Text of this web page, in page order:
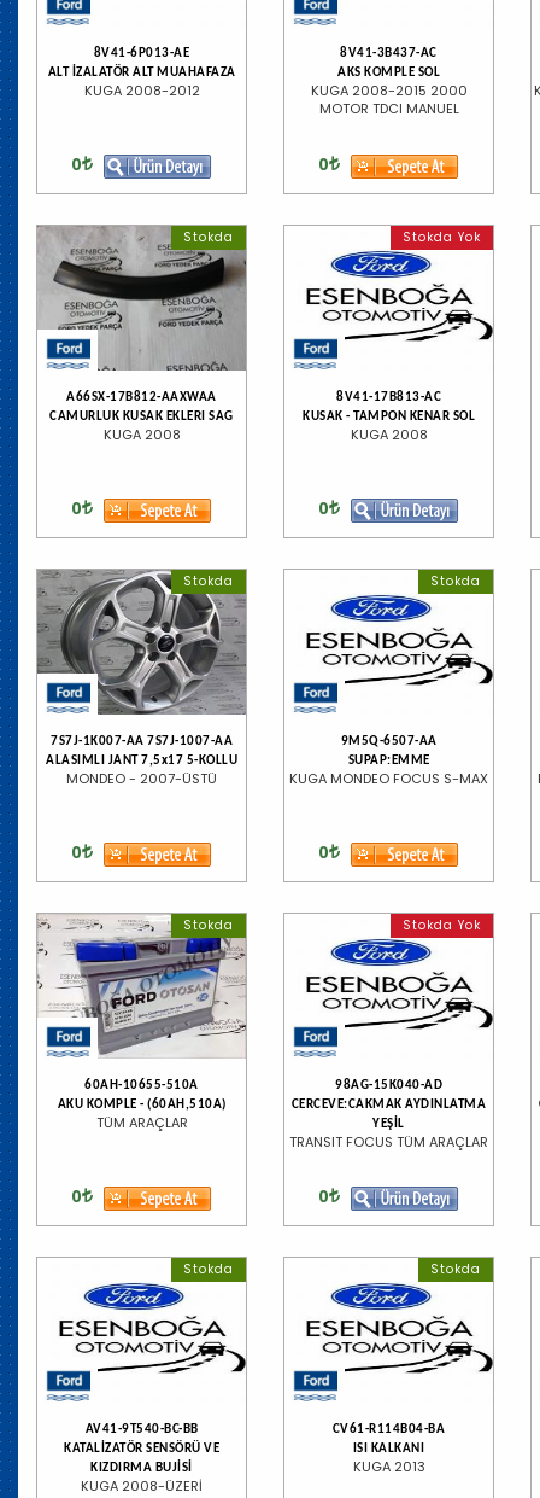
8V41-6P013-AE
ALT İZALATÖR ALT MUAHAFAZA
KUGA 2008-2012
0
8V41-3B437-AC
AKS KOMPLE SOL
KUGA 2008-2015 2000
MOTOR TDCI MANUEL
0
Stokda
A66SX-17B812-AAXWAA
CAMURLUK KUSAK EKLERI SAG
KUGA 2008
0
Stokda Yok
8V41-17B813-AC
KUSAK - TAMPON KENAR SOL
KUGA 2008
0
Stokda
7S7J-1K007-AA 7S7J-1007-AA
ALASIMLI JANT 7,5x17 5-KOLLU
MONDEO - 2007-ÜSTÜ
0
Stokda
9M5Q-6507-AA
SUPAP:EMME
KUGA MONDEO FOCUS S-MAX
0
Stokda
60AH-10655-510A
AKU KOMPLE - (60AH,510A)
TÜM ARAÇLAR
0
Stokda Yok
98AG-15K040-AD
CERCEVE:CAKMAK AYDINLATMA
YEŞİL
TRANSIT FOCUS TÜM ARAÇLAR
0
Stokda
AV41-9T540-BC-BB
KATALİZATÖR SENSÖRÜ VE
KIZDIRMA BUJİSİ
KUGA 2008-ÜZERİ
Stokda
CV61-R114B04-BA
ISI KALKANI
KUGA 2013